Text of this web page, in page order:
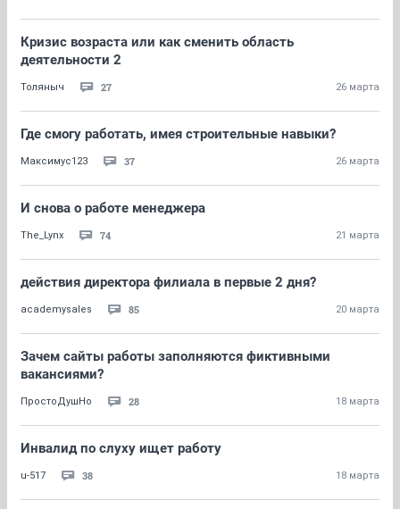
Кризис возраста или как сменить область
деятельности 2
Толяныч 27 26 марта
Где смогу работать, имея строительные навыки?
Максимус123 37 26 марта
И снова о работе менеджера
The_Lynx 74 21 марта
действия директора филиала в первые 2 дня?
academysales 85 20 марта
Зачем сайты работы заполняются фиктивными
вакансиями?
ПростоДушНо 28 18 марта
Инвалид по слуху ищет работу
u-517 38 18 марта